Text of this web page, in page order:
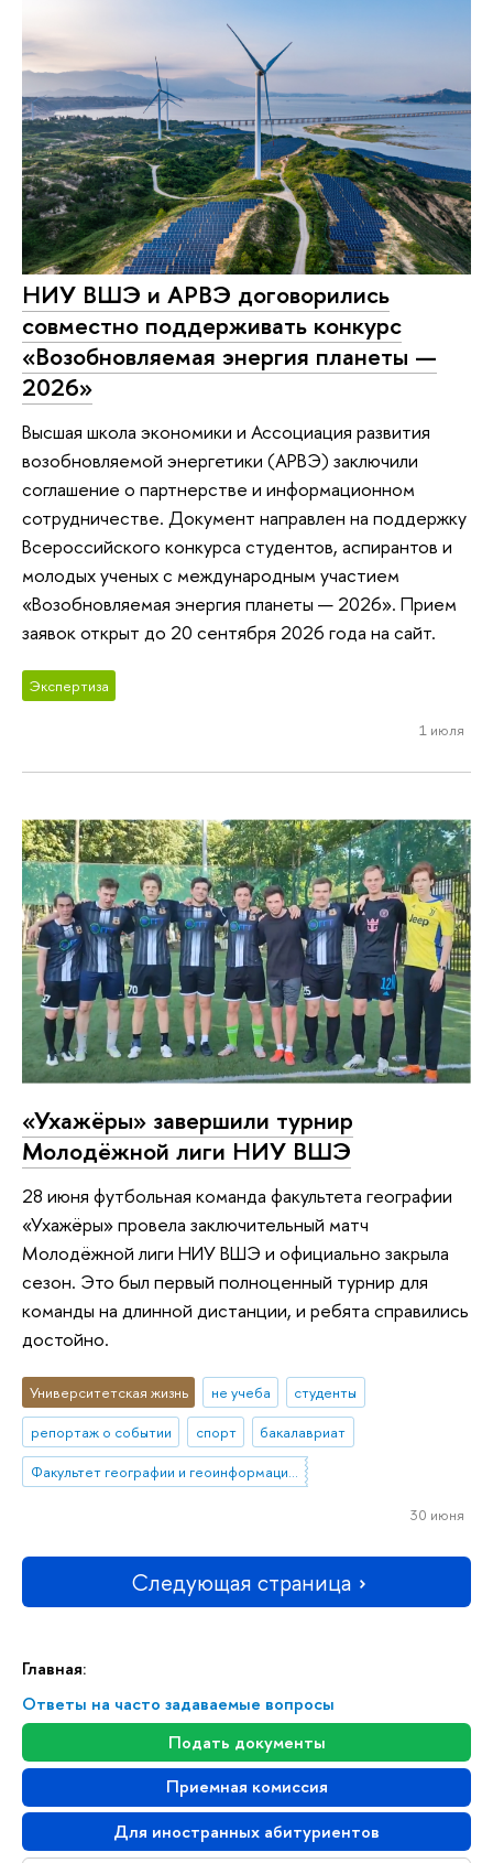
Главная:
Ответы на часто задаваемые вопросы
Подать документы
Приемная комиссия
Для иностранных абитуриентов
НИУ ВШЭ и АРВЭ договорились
совместно поддерживать конкурс
«Возобновляемая энергия планеты —
2026»
Высшая школа экономики и Ассоциация развития
возобновляемой энергетики (АРВЭ) заключили
соглашение о партнерстве и информационном
сотрудничестве. Документ направлен на поддержку
Всероссийского конкурса студентов, аспирантов и
молодых ученых с международным участием
«Возобновляемая энергия планеты — 2026». Прием
заявок открыт до 20 сентября 2026 года на сайт.
Экспертиза
1 июля
«Ухажёры» завершили турнир
Молодёжной лиги НИУ ВШЭ
28 июня футбольная команда факультета географии
«Ухажёры» провела заключительный матч
Молодёжной лиги НИУ ВШЭ и официально закрыла
сезон. Это был первый полноценный турнир для
команды на длинной дистанции, и ребята справились
достойно.
Университетская жизнь не учеба
студенты
репортаж о событии
спорт
бакалавриат
Факультет географии и геоинформационных технологий
30 июня
Следующая страница